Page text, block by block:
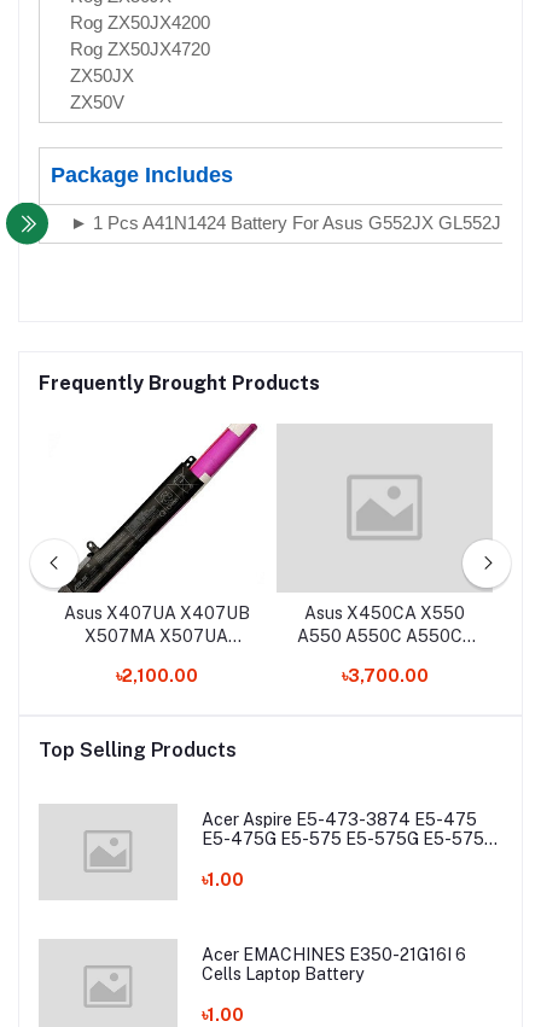
Rog ZX50JX4200
Rog ZX50JX4720
ZX50JX
ZX50V
Package Includes
► 1 Pcs A41N1424 Battery For Asus G552JX GL552J
Frequently Brought Products
Asus X407UA X407UB
X507MA X507UA
A31N1719 Laptop
৳2,100.00
Asus X450CA X550
A550 A550C A550Ca
Laptop Battery
৳3,700.00
Top Selling Products
Acer Aspire E5-473-3874 E5-475
E5-475G E5-575 E5-575G E5-575T
Battery
৳1.00
Acer EMACHINES E350-21G16I 6
Cells Laptop Battery
৳1.00